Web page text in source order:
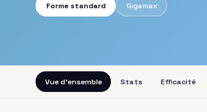
Forme standard Gigamax
Vue d'ensemble Stats Efficacité